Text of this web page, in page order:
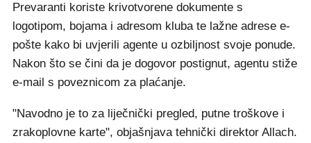
Prevaranti koriste krivotvorene dokumente s
logotipom, bojama i adresom kluba te lažne adrese e-
pošte kako bi uvjerili agente u ozbiljnost svoje ponude.
Nakon što se čini da je dogovor postignut, agentu stiže
e-mail s poveznicom za plaćanje.
"Navodno je to za liječnički pregled, putne troškove i
zrakoplovne karte", objašnjava tehnički direktor Allach.